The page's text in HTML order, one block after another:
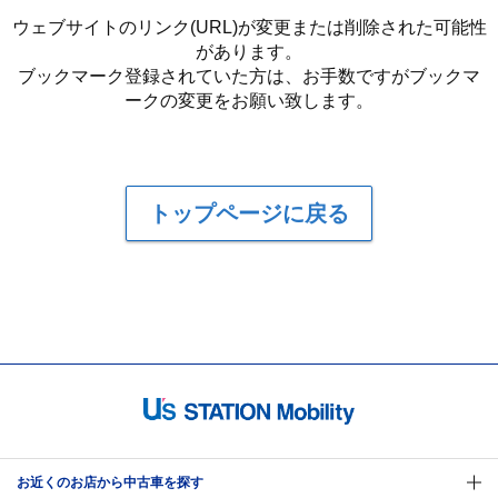
ウェブサイトのリンク(URL)が変更または削除された可能性
があります。
ブックマーク登録されていた方は、お手数ですがブックマ
ークの変更をお願い致します。
トップページに戻る
お近くのお店から中古車を探す